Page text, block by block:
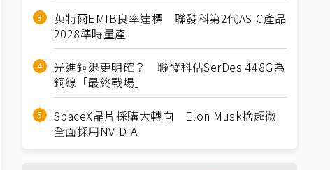
英特爾EMIB良率達標 聯發科第2代ASIC產品
2028準時量產
光進銅退更明確？ 聯發科估SerDes 448G為
銅線「最終戰場」
SpaceX晶片採購大轉向 Elon Musk捨超微
全面採用NVIDIA